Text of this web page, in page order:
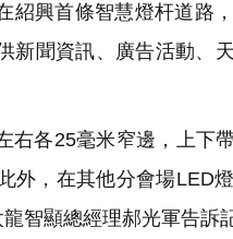
興首條智慧燈杆道路
新聞資訊、廣告活動、
各25毫米窄邊，上下
外，在其他分會場LED
智顯總經理郝光軍告訴